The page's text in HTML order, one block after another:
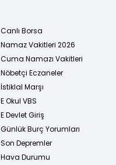
Canlı Borsa
Namaz Vakitleri 2026
Cuma Namazı Vakitleri
Nöbetçi Eczaneler
İstiklal Marşı
E Okul VBS
E Devlet Giriş
Günlük Burç Yorumları
Son Depremler
Hava Durumu